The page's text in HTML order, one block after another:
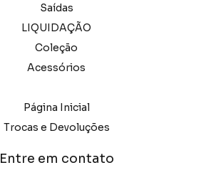
Saídas
LIQUIDAÇÃO
Coleção
Acessórios
Página Inicial
Trocas e Devoluções
Entre em contato